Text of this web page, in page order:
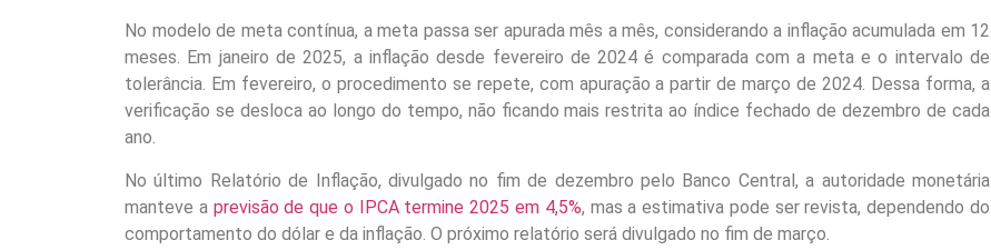
No modelo de meta contínua, a meta passa ser apurada mês a mês, considerando a inflação acumulada em 12
meses. Em janeiro de 2025, a inflação desde fevereiro de 2024 é comparada com a meta e o intervalo de
tolerância. Em fevereiro, o procedimento se repete, com apuração a partir de março de 2024. Dessa forma, a
verificação se desloca ao longo do tempo, não ficando mais restrita ao índice fechado de dezembro de cada
ano.
No último Relatório de Inflação, divulgado no fim de dezembro pelo Banco Central, a autoridade monetária
manteve a previsão de que o IPCA termine 2025 em 4,5%, mas a estimativa pode ser revista, dependendo do
comportamento do dólar e da inflação. O próximo relatório será divulgado no fim de março.